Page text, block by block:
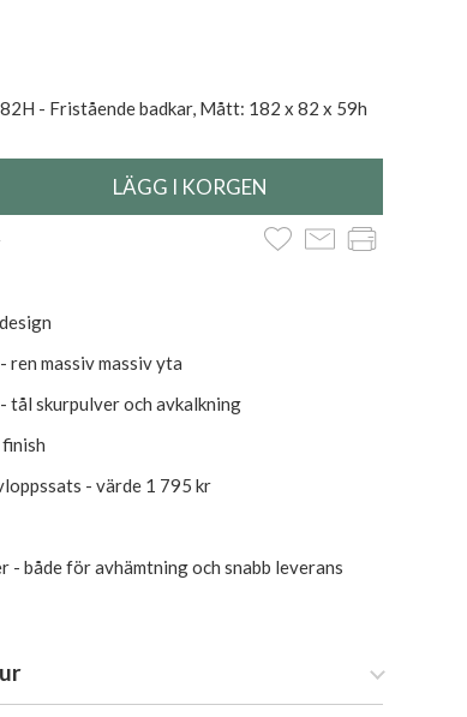
- Fristående badkar, Mått: 182 x 82 x 59h
massiv massiv yta
tål skurpulver och avkalkning
- värde 1 795 kr
- både för avhämtning och snabb leverans